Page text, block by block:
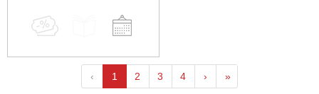
‹ 1 2 3 4 › »